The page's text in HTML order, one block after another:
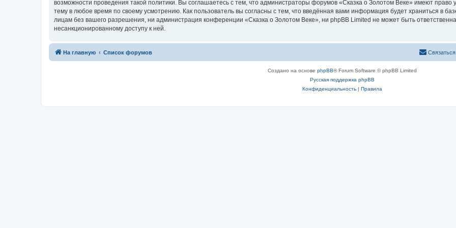
возможности проведения такой политики. Вы соглашаетесь с тем, что администраторы форумов «Сказка о Золотом Веке» имеют право
тему в любое время по своему усмотрению. Как пользователь вы согласны с тем, что введённая вами информация будет храниться в
лицам без вашего разрешения, ни администрация конференции «Сказка о Золотом Веке», ни phpBB Limited не может быть ответственна
несанкционированному доступу к ней.
На главную Список форумов
Создано на основе phpBB® Forum Software © phpBB Limited
Русская поддержка phpBB
Конфиденциальность| Правила